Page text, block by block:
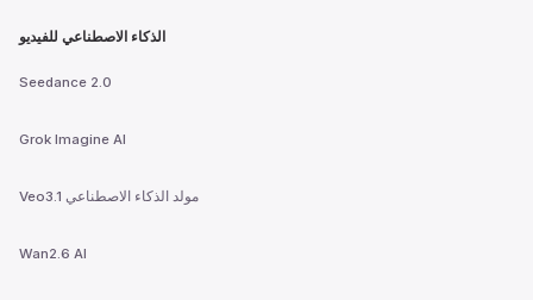
الذكاء الاصطناعي للفيديو
Seedance 2.0
Grok Imagine AI
Veo3.1 مولد الذكاء الاصطناعي
Wan2.6 AI